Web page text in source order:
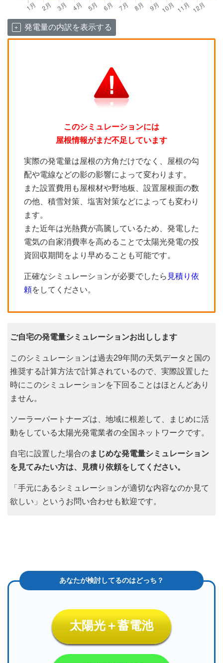
発電量の内訳を表示する
このシミュレーションには
屋根情報がまだ不足しています
実際の発電量は屋根の方角だけでなく、屋根の勾
配や電線などの影の影響によって変わります。
また設置費用も屋根材や野地板、設置屋根面の数
の他、積雪対策、塩害対策などによっても変わり
ます。
また近年は光熱費が高騰しているため、発電した
電気の自家消費率を高めることで太陽光発電の投
資回収期間をより早めることも可能です。
正確なシミュレーションが必要でしたら 見積り依
頼をしてください。
ご自宅の発電量シミュレーションお出しします
このシミュレーションは過去29年間の天気データと国の
推奨する計算方法で計算されているので、実際設置した
時にこのシミュレーションを下回ることはほとんどあり
ません。
ソーラーパートナーズは、地域に根差して、まじめに活
動をしている太陽光発電業者の全国ネットワークです。
自宅に設置した場合のまじめな発電量シミュレーション
を見てみたい方は、見積り依頼をしてください。
「手元にあるシミュレーションが適切な内容なのか見て
欲しい」というお問い合わせも歓迎です。
太陽光＋蓄電池